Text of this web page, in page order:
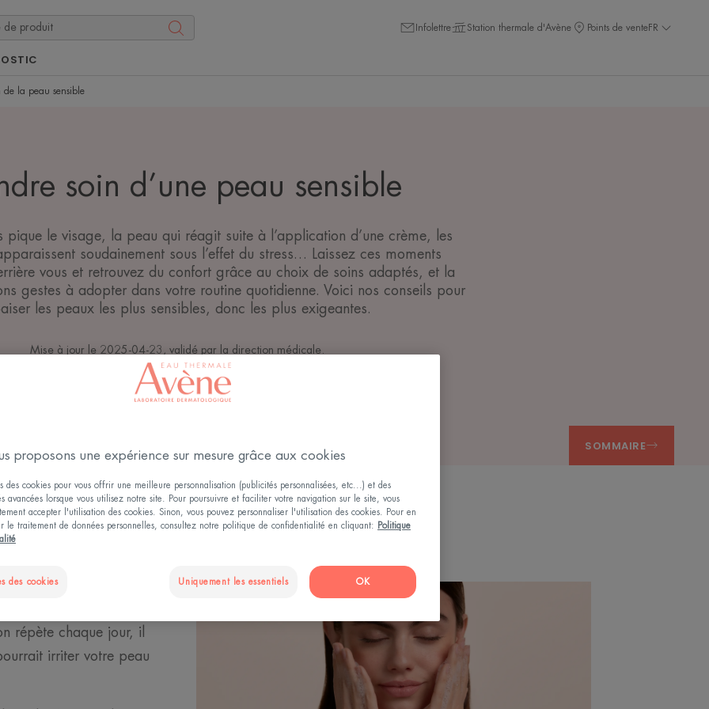
Infolettre Station thermale d'Avène Points de venteFR
de la peau sensible
soin d’une peau sensible
pique le visage, la peau qui réagit suite à l’application d’une crème, les
soudainement sous l’effet du stress… Laissez ces moments
vous et retrouvez du confort grâce au choix de soins adaptés, et la
gestes à adopter dans votre routine quotidienne. Voici nos conseils pour
les peaux les plus sensibles, donc les plus exigeantes.
Mise à jour le 2025-04-23 , validé par la direction médicale
Peau sensible
SOMMAIRE
une peau
lorsque l’on a une
de nettoyage du
répète chaque jour, il
irriter votre peau
proposons une expérience sur mesure grâce aux cookies
des cookies pour vous offrir une meilleure personnalisation (publicités personnalisées, etc...) et des
avancées lorsque vous utilisez notre site. Pour poursuivre et faciliter votre navigation sur le site, vous
accepter l'utilisation des cookies. Sinon, vous pouvez personnaliser l'utilisation des cookies. Pour en
le traitement de données personnelles, consultez notre politique de confidentialité en cliquant:
Politique
des cookies Uniquement les essentiels OK